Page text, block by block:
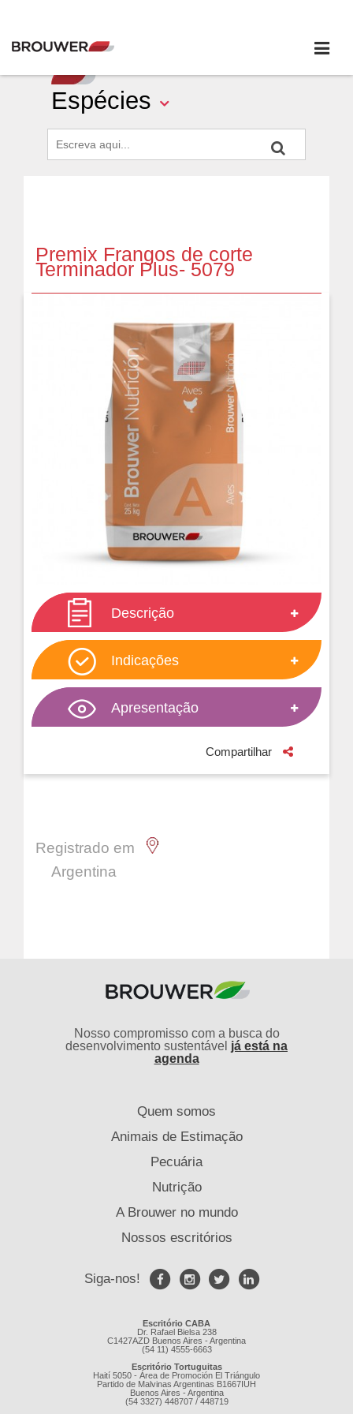
Espécies
Premix Frangos de corte
Terminador Plus- 5079
Descrição
Indicações
Apresentação
Compartilhar
Registrado em
Argentina
Nosso compromisso com a busca do
desenvolvimento sustentável já está na
agenda
Quem somos
Animais de Estimação
Pecuária
Nutrição
A Brouwer no mundo
Nossos escritórios
Siga-nos!
Escritório CABA
Dr. Rafael Bielsa 238
C1427AZD Buenos Aires - Argentina
(54 11) 4555-6663
Escritório Tortuguitas
Haití 5050 - Área de Promoción El Triángulo
Partido de Malvinas Argentinas B1667IUH
Buenos Aires - Argentina
(54 3327) 448707 / 448719